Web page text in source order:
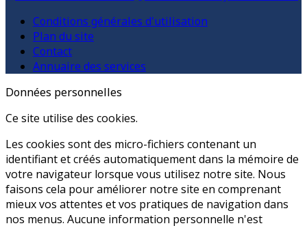
Conditions générales d'utilisation
Plan du site
Contact
Annuaire des services
Données personnelles
Ce site utilise des cookies.
Les cookies sont des micro-fichiers contenant un
identifiant et créés automatiquement dans la mémoire de
votre navigateur lorsque vous utilisez notre site. Nous
faisons cela pour améliorer notre site en comprenant
mieux vos attentes et vos pratiques de navigation dans
nos menus. Aucune information personnelle n'est